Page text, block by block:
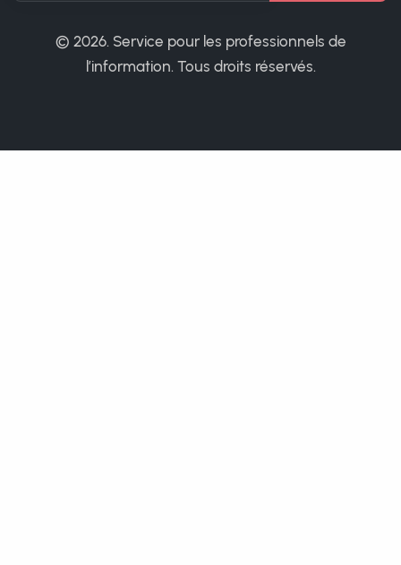
© 2026. Service pour les professionnels de
l’information. Tous droits réservés.